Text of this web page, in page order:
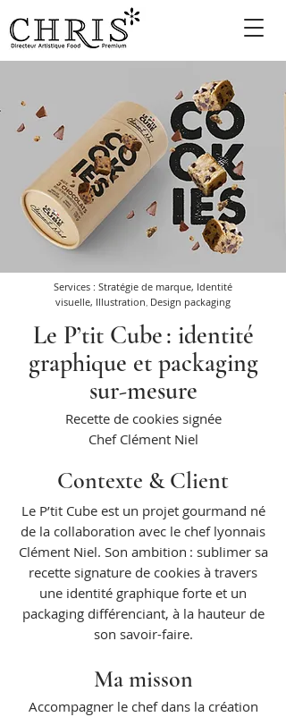
Services : Stratégie de marque, Identité
visuelle, Illustration, Design packaging
Le P’tit Cube : identité
graphique et packaging
sur-mesure
Recette de cookies signée
Chef Clément Niel
Contexte & Client
Le P’tit Cube est un projet gourmand né
de la collaboration avec le chef lyonnais
Clément Niel. Son ambition : sublimer sa
recette signature de cookies à travers
une identité graphique forte et un
packaging différenciant, à la hauteur de
son savoir-faire.
Ma misson
Accompagner le chef dans la création